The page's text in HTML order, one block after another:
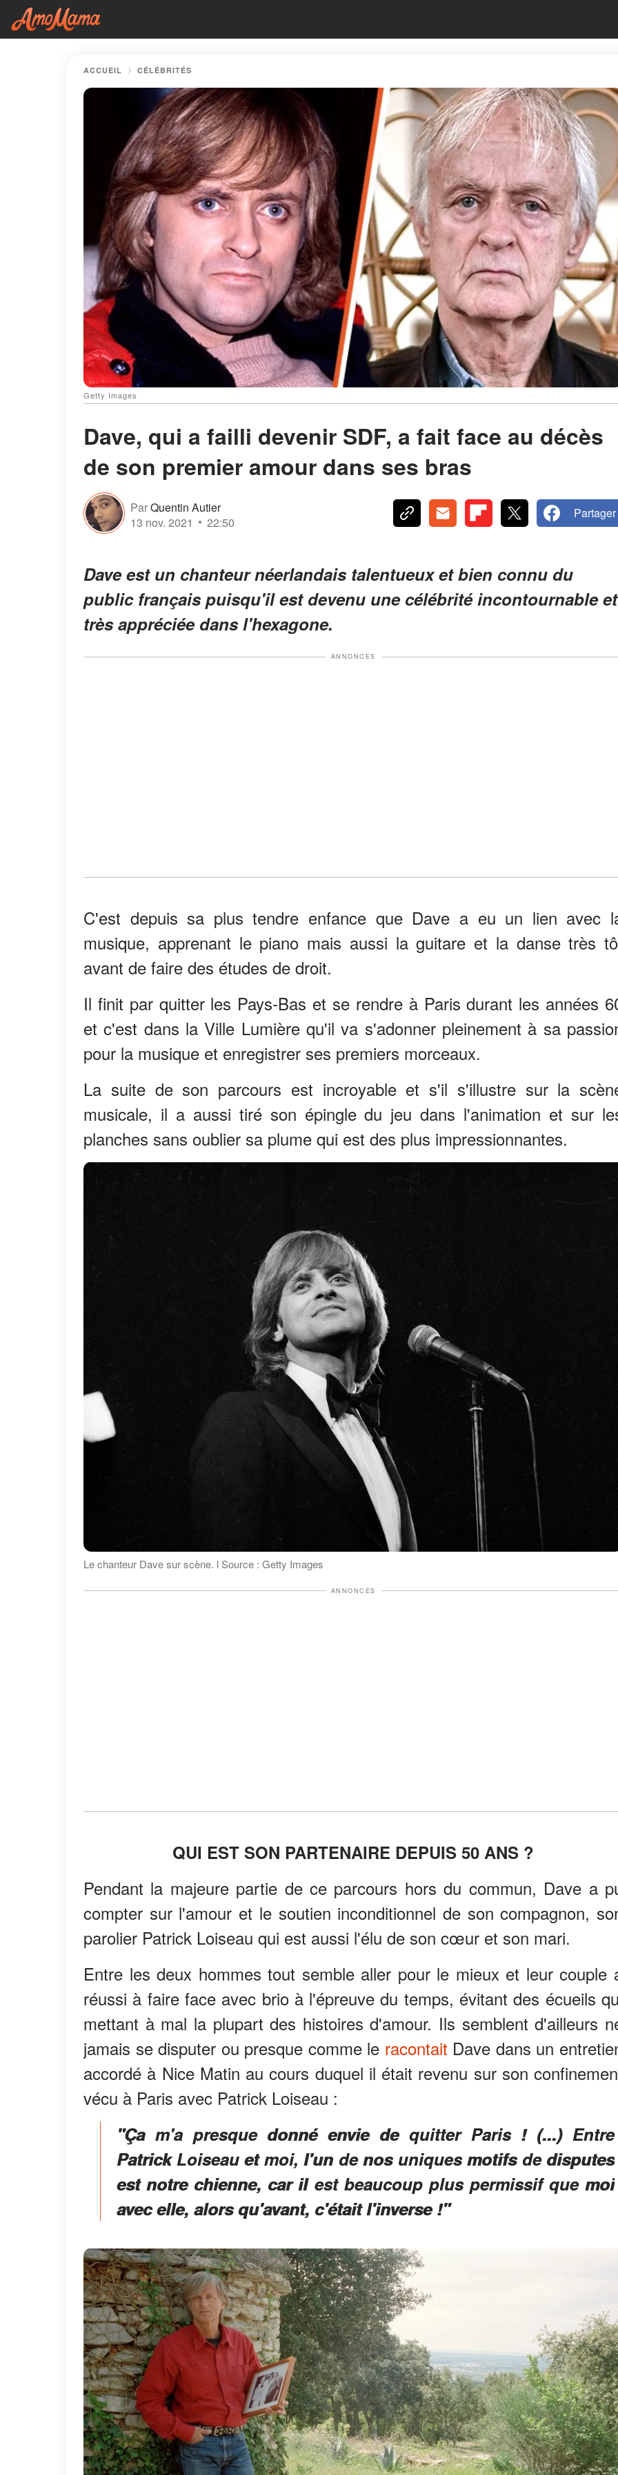
ACCUEIL CÉLÉBRITÉS
Getty Images
Dave, qui a failli devenir SDF, a fait face au décès
de son premier amour dans ses bras
ParQuentin Autier
13 nov. 2021
22:50
Partager
Dave est un chanteur néerlandais talentueux et bien connu du
public français puisqu'il est devenu une célébrité incontournable et
très appréciée dans l'hexagone.
ANNONCES
C'est depuis sa plus tendre enfance que Dave a eu un lien avec
musique, apprenant le piano mais aussi la guitare et la danse très
avant de faire des études de droit.
Il finit par quitter les Pays-Bas et se rendre à Paris durant les années
et c'est dans la Ville Lumière qu'il va s'adonner pleinement à sa
pour la musique et enregistrer ses premiers morceaux.
La suite de son parcours est incroyable et s'il s'illustre sur la
musicale, il a aussi tiré son épingle du jeu dans l'animation et sur
planches sans oublier sa plume qui est des plus impressionnantes.
Le chanteur Dave sur scène. l Source : Getty Images
ANNONCES
QUI EST SON PARTENAIRE DEPUIS 50 ANS ?
Pendant la majeure partie de ce parcours hors du commun, Dave a
compter sur l'amour et le soutien inconditionnel de son compagnon,
parolier Patrick Loiseau qui est aussi l'élu de son cœur et son mari.
Entre les deux hommes tout semble aller pour le mieux et leur couple
réussi à faire face avec brio à l'épreuve du temps, évitant des écueils
mettant à mal la plupart des histoires d'amour. Ils semblent d'ailleurs
jamais se disputer ou presque comme le racontait Dave dans un
accordé à Nice Matin au cours duquel il était revenu sur son
vécu à Paris avec Patrick Loiseau :
"Ça m'a presque donné envie de quitter Paris ! (...) Entre
Patrick Loiseau et moi, l'un de nos uniques motifs de disputes
est notre chienne, car il est beaucoup plus permissif que moi
avec elle, alors qu'avant, c'était l'inverse !"